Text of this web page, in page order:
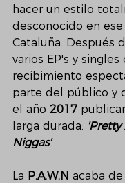
hacer un estilo
desconocido en
Cataluña. Después
varios EP's y singles
recibimiento
parte del público y
el año 2017
larga durada: 'Pretty
Niggas'.
La P.A.W.N acaba